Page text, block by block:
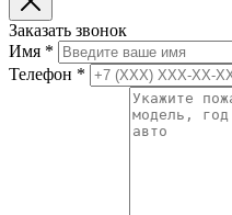
Заказать звонок
Имя *
Телефон *